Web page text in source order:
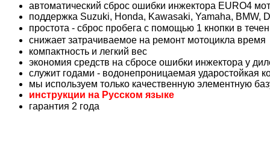
автоматический сброс ошибки инжектора EURO4
поддержка Suzuki, Honda, Kawasaki, Yamaha, BMW,
простота - сброс пробега с помощью 1 кнопки в
снижает затрачиваемое на ремонт мотоцикла время
компактность и легкий вес
экономия средств на сбросе ошибки инжектора у
служит годами - водонепроницаемая ударостойкая
мы используем только качественную элементную
инструкции на Русском языке
гарантия 2 года